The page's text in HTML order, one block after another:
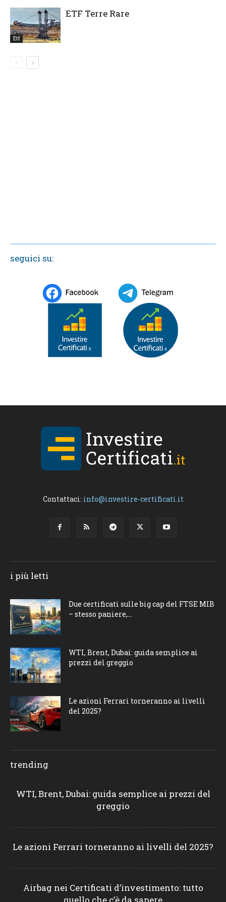
Etf
ETF Terre Rare
seguici su:
Contattaci: info@investire-certificati.it
i più letti
Due certificati sulle big cap del FTSE MIB
– stesso paniere,...
WTI, Brent, Dubai: guida semplice ai
prezzi del greggio
Le azioni Ferrari torneranno ai livelli
del 2025?
trending
WTI, Brent, Dubai: guida semplice ai prezzi del
greggio
Le azioni Ferrari torneranno ai livelli del 2025?
Airbag nei Certificati d’investimento: tutto
quello che c’è da sapere